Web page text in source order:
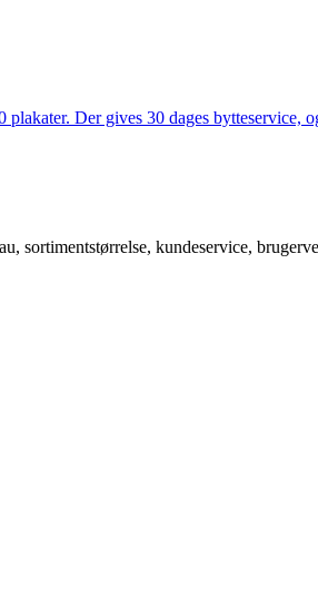
Der gives 30 dages bytteservice,
sortimentstørrelse, kundeservice,